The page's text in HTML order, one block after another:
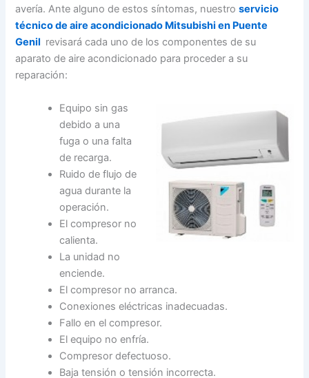
avería. Ante alguno de estos síntomas, nuestroservicio
técnico de aire acondicionado Mitsubishi en Puente
Genil revisará cada uno de los componentes de su
aparato de aire acondicionado para proceder a su
reparación:
Equipo sin gas
debido a una
fuga o una falta
de recarga.
Ruido de flujo de
agua durante la
operación.
El compresor no
calienta.
La unidad no
enciende.
El compresor no arranca.
Conexiones eléctricas inadecuadas.
Fallo en el compresor.
El equipo no enfría.
Compresor defectuoso.
Baja tensión o tensión incorrecta.